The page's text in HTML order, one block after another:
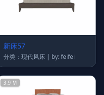
新床57
分类：现代风床 | by: feifei
3.9 M